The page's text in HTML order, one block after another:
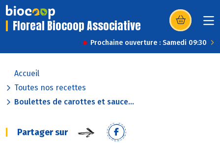
Floreal Biocoop Associative (s’ouvre dans
Prochaine ouverture : Samedi 09:30
Accueil
Toutes nos recettes
Boulettes de carottes et sauce...
Partager sur